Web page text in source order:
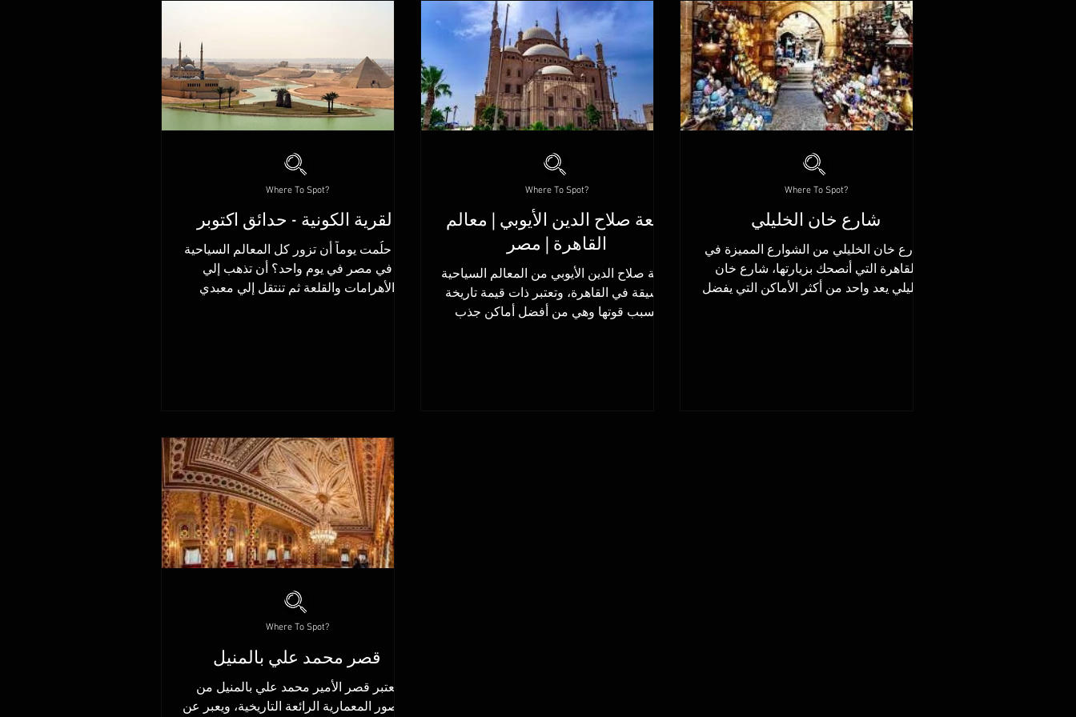
القرية الكونية - حدائق اكتوبر
هل حلُمت يوماً أن تزور كل المعالم السياحية
في مصر في يوم واحد؟ أن تذهب إلي
الأهرامات والقلعة ثم تنتقل إلي معبدي
Where To Spot?
قلعة صلاح الدين الأيوبي | معالم
القاهرة | مصر
قلعة صلاح الدين الأيوبي من المعالم السياحية
الشيقة في القاهرة، وتعتبر ذات قيمة تاريخة
بسبب قوتها وهي من أفضل أماكن جذب
Where To Spot?
شارع خان الخليلي
شارع خان الخليلي من الشوارع المميزة في
القاهرة التي أنصحك بزيارتها، شارع خان
الخليلي يعد واحد من أكثر الأماكن التي يفضل
Where To Spot?
قصر محمد علي بالمنيل
يعتبر قصر الأمير محمد علي بالمنيل من
القصور المعمارية الرائعة التاريخية، ويعبر عن
Where To Spot?